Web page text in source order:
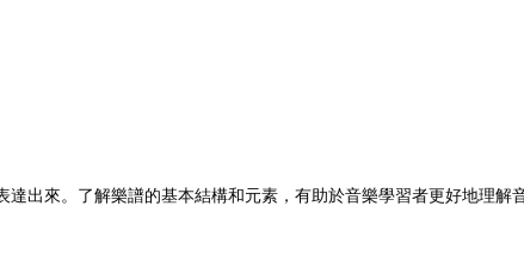
出來。了解樂譜的基本結構和元素，有助於音樂學習者更好地理解